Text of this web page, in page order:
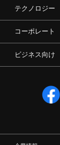
2026年春夏
テクノロジー
コーポレート
ビジネス向け